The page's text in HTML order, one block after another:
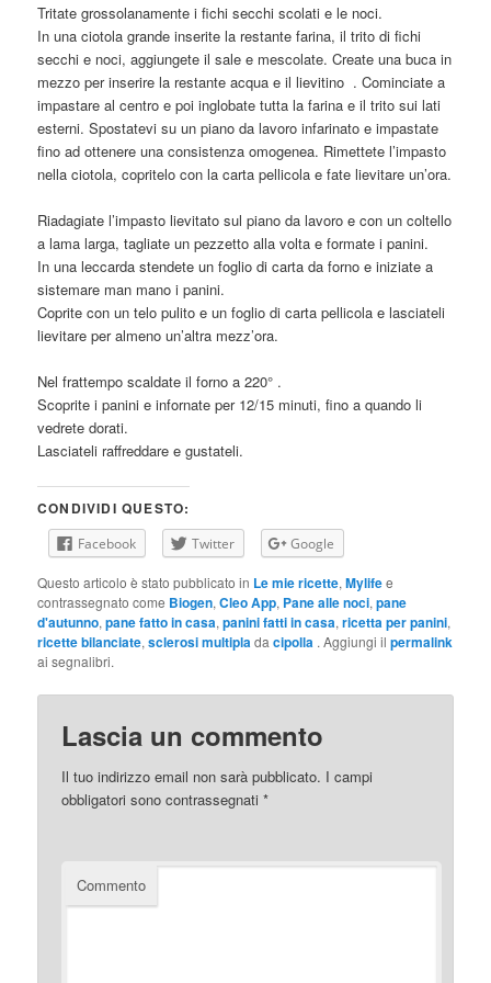
Tritate grossolanamente i fichi secchi scolati e le noci.
In una ciotola grande inserite la restante farina, il trito di fichi
secchi e noci, aggiungete il sale e mescolate. Create una buca in
mezzo per inserire la restante acqua e il lievitino . Cominciate a
impastare al centro e poi inglobate tutta la farina e il trito sui lati
esterni. Spostatevi su un piano da lavoro infarinato e impastate
fino ad ottenere una consistenza omogenea. Rimettete l’impasto
nella ciotola, copritelo con la carta pellicola e fate lievitare un’ora.
Riadagiate l’impasto lievitato sul piano da lavoro e con un coltello
a lama larga, tagliate un pezzetto alla volta e formate i panini.
In una leccarda stendete un foglio di carta da forno e iniziate a
sistemare man mano i panini.
Coprite con un telo pulito e un foglio di carta pellicola e lasciateli
lievitare per almeno un’altra mezz’ora.
Nel frattempo scaldate il forno a 220° .
Scoprite i panini e infornate per 12/15 minuti, fino a quando li
vedrete dorati.
Lasciateli raffreddare e gustateli.
CONDIVIDI QUESTO:
Facebook Twitter Google
Questo articolo è stato pubblicato in Le mie ricette,Mylifee
contrassegnato come Biogen,Cleo App, Pane alle noci,pane
d'autunno,pane fatto in casa,panini fatti in casa,ricetta per panini,
ricette bilanciate,sclerosi multipladacipolla . Aggiungi ilpermalink
ai segnalibri.
Lascia un commento
Il tuo indirizzo email non sarà pubblicato. I campi
obbligatori sono contrassegnati*
Commento